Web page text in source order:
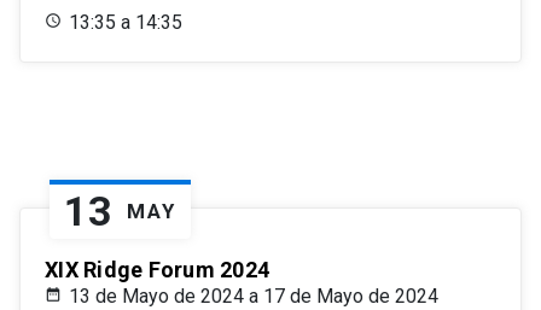
13:35 a 14:35
13 MAY
XIX Ridge Forum 2024
13 de Mayo de 2024 a 17 de Mayo de 2024